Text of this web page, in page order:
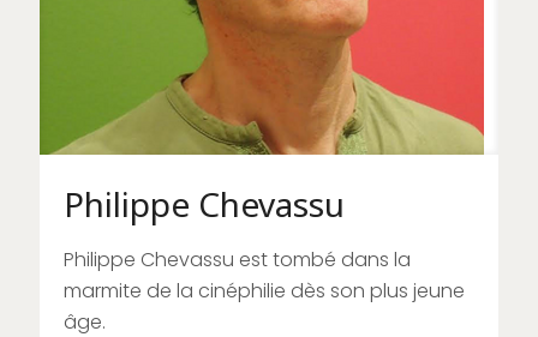
Philippe Chevassu
Philippe Chevassu est tombé dans la
marmite de la cinéphilie dès son plus jeune
âge.